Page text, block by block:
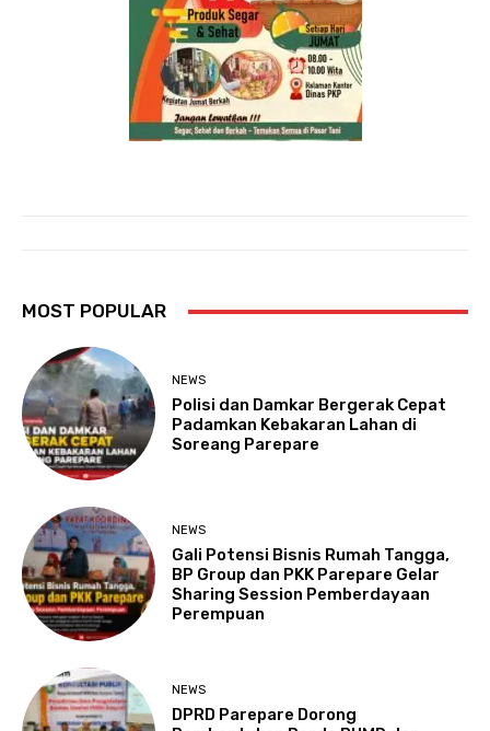
MOST POPULAR
NEWS
Polisi dan Damkar Bergerak Cepat
Padamkan Kebakaran Lahan di
Soreang Parepare
NEWS
Gali Potensi Bisnis Rumah Tangga,
BP Group dan PKK Parepare Gelar
Sharing Session Pemberdayaan
Perempuan
NEWS
DPRD Parepare Dorong